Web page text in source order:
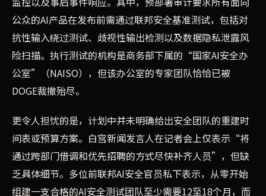
公众的AI产品在发布前需通过联邦安全基准测试，包括对
抗性输入绕过测试、歧视性输出检测以及数据隐私泄露风
险扫描。执行测试的机构是商务部下属的“国家AI安全办
公室”（NAISO），但该办公室的专家团队恰恰已被
DOGE裁撤殆尽。
更令人担忧的是，计划中并未明确给出安全团队的重建时
间表或预算方案。白宫新闻发言人在记者会上仅表示“将
通过跨部门借调和优先招聘的方式尽快补齐人员”，但缺
乏具体细节。多位前联邦AI安全官员私下表示，从零开始
组建一支合格的AI安全测试团队至少需要12至18个月，而